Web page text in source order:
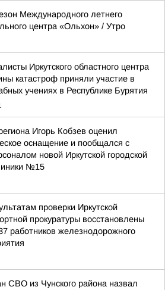
Международного летнего
центра «Ольхон» / Утро
Иркутского областного центра
катастроф приняли участие в
учениях в Республике Бурятия
Игорь Кобзев оценил
оснащение и пообщался с
новой Иркутской городской
№15
проверки Иркутской
прокуратуры восстановлены
работников железнодорожного
СВО из Чунского района назвал